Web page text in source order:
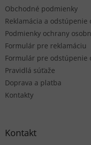
Obchodné podmienky
Reklamácia a odstúpenie
Podmienky ochrany
Formulár pre reklamáciu
Formulár pre odstúpenie
Pravidlá súťaže
Doprava a platba
Kontakty
Kontakt